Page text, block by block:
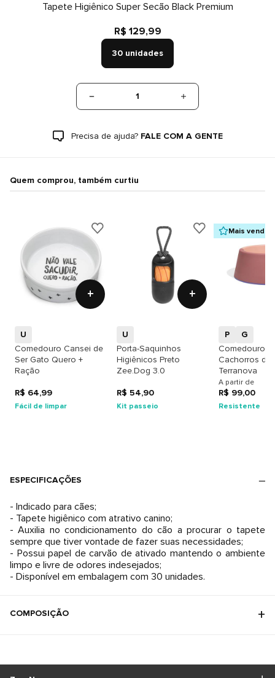
Tapete Higiênico Super Secão Black Premium
R$ 129,99
30 unidades
1
Precisa de ajuda? FALE COM A GENTE
Quem comprou, também curtiu
+
U
Comedouro Cansei de
Ser Gato Quero +
Ração
R$ 64,99
Fácil de limpar
+
U
Porta-Saquinhos
Higiênicos Preto
Zee.Dog 3.0
R$ 54,90
Kit passeio
Mais
P
G
Comedouro
Cachorros de
Terranova
A partir de
R$ 99,00
Resistente
ESPECIFICAÇÕES
- Indicado para cães;
- Tapete higiênico com atrativo canino;
- Auxilia no condicionamento do cão a procurar o tapete
sempre que tiver vontade de fazer suas necessidades;
- Possui papel de carvão de ativado mantendo o ambiente
limpo e livre de odores indesejados;
- Disponível em embalagem com 30 unidades.
COMPOSIÇÃO